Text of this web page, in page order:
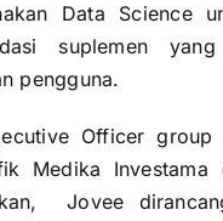
Data Science
suplemen
pengguna.
Officer group
Medika Investama
Jovee